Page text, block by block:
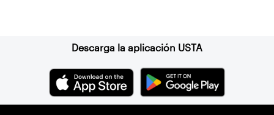
Descarga la aplicación USTA